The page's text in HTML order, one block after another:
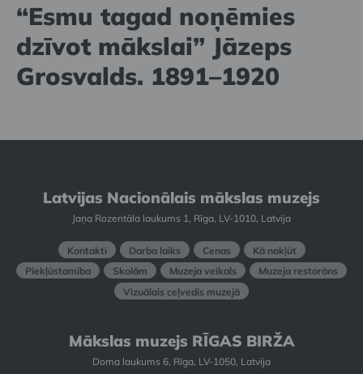
“Esmu tagad noņēmies
dzīvot mākslai” Jāzeps
Grosvalds. 1891–1920
Latvijas Nacionālais mākslas muzejs
Jaņa Rozentāla laukums 1, Rīga, LV-1010, Latvija
Kontakti Darba laiks Cenas
Kā nokļūt
Piekļūstamība
Skolām Muzeja veikals
Muzeja restorāns
Vizuālais ceļvedis muzejā
Mākslas muzejs RĪGAS BIRŽA
Doma laukums 6, Rīga, LV-1050, Latvija